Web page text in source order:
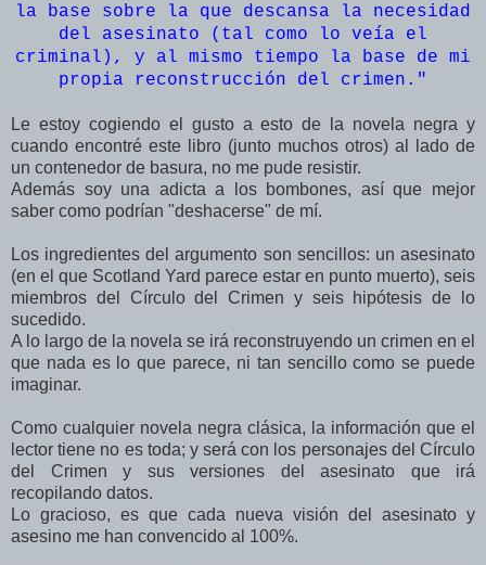
la base sobre la que descansa la necesidad
del asesinato (tal como lo veía el
criminal), y al mismo tiempo la base de mi
propia reconstrucción del crimen. "
Le estoy cogiendo el gusto a esto de la novela negra y
cuando encontré este libro (junto muchos otros) al lado de
un contenedor de basura, no me pude resistir.
Además soy una adicta a los bombones, así que mejor
saber como podrían "deshacerse" de mí.
Los ingredientes del argumento son sencillos: un asesinato
(en el que Scotland Yard parece estar en punto muerto), seis
miembros del Círculo del Crimen y seis hipótesis de lo
sucedido.
A lo largo de la novela se irá reconstruyendo un crimen en el
que nada es lo que parece, ni tan sencillo como se puede
imaginar.
Como cualquier novela negra clásica, la información que el
lector tiene no es toda; y será con los personajes del Círculo
del Crimen y sus versiones del asesinato que irá
recopilando datos.
Lo gracioso, es que cada nueva visión del asesinato y
asesino me han convencido al 100%.